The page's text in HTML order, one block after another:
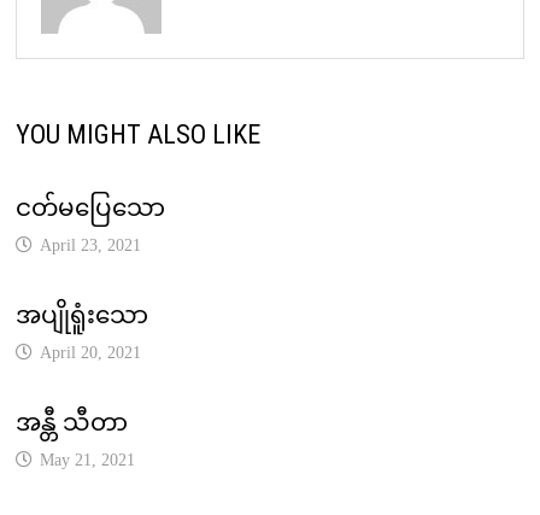
YOU MIGHT ALSO LIKE
ငတ်မပြေသော
April 23, 2021
အပျိုရူံးသော
April 20, 2021
အန္တီ သီတာ
May 21, 2021